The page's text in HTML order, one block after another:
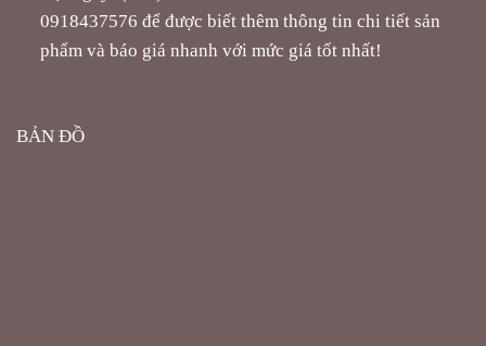
0918437576 để được biết thêm thông tin chi tiết sản
phẩm và báo giá nhanh với mức giá tốt nhất!
BẢN ĐỒ